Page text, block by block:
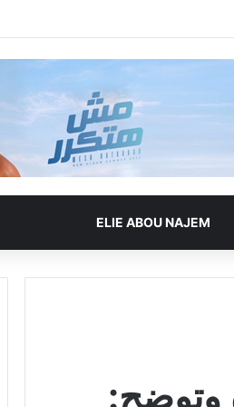
ELIE ABOU NAJEM
وتوضح: